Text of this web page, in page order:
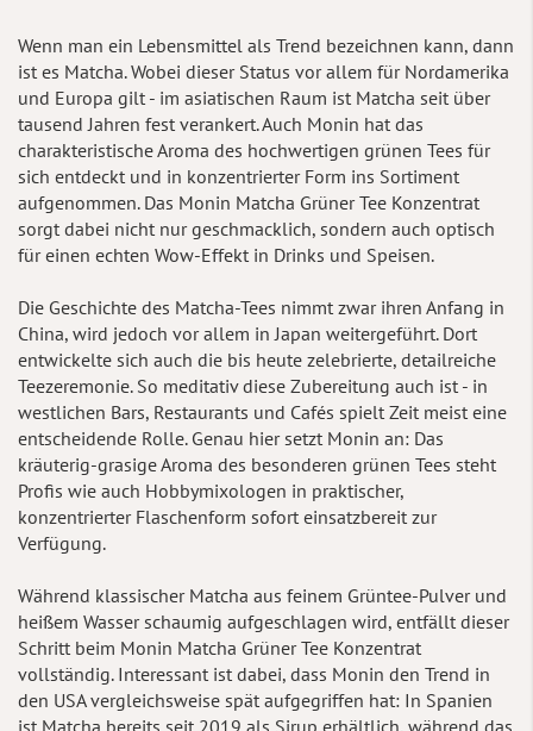
Wenn man ein Lebensmittel als Trend bezeichnen kann, dann
ist es Matcha. Wobei dieser Status vor allem für Nordamerika
und Europa gilt - im asiatischen Raum ist Matcha seit über
tausend Jahren fest verankert. Auch Monin hat das
charakteristische Aroma des hochwertigen grünen Tees für
sich entdeckt und in konzentrierter Form ins Sortiment
aufgenommen. Das Monin Matcha Grüner Tee Konzentrat
sorgt dabei nicht nur geschmacklich, sondern auch optisch
für einen echten Wow-Effekt in Drinks und Speisen.
Die Geschichte des Matcha-Tees nimmt zwar ihren Anfang in
China, wird jedoch vor allem in Japan weitergeführt. Dort
entwickelte sich auch die bis heute zelebrierte, detailreiche
Teezeremonie. So meditativ diese Zubereitung auch ist - in
westlichen Bars, Restaurants und Cafés spielt Zeit meist eine
entscheidende Rolle. Genau hier setzt Monin an: Das
kräuterig-grasige Aroma des besonderen grünen Tees steht
Profis wie auch Hobbymixologen in praktischer,
konzentrierter Flaschenform sofort einsatzbereit zur
Verfügung.
Während klassischer Matcha aus feinem Grüntee-Pulver und
heißem Wasser schaumig aufgeschlagen wird, entfällt dieser
Schritt beim Monin Matcha Grüner Tee Konzentrat
vollständig. Interessant ist dabei, dass Monin den Trend in
den USA vergleichsweise spät aufgegriffen hat: In Spanien
ist Matcha bereits seit 2019 als Sirup erhältlich, während das